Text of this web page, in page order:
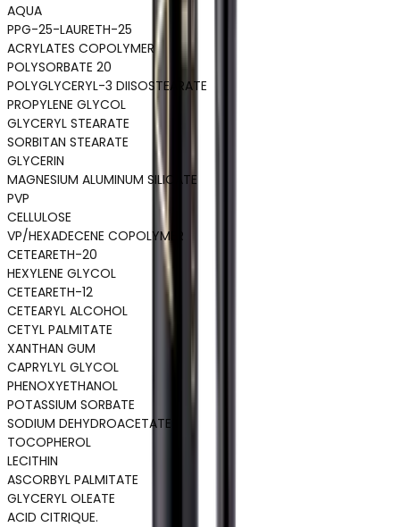
AQUA
PPG-25-LAURETH-25
ACRYLATES COPOLYMER
POLYSORBATE 20
POLYGLYCERYL-3 DIISOSTEARATE
PROPYLENE GLYCOL
GLYCERYL STEARATE
SORBITAN STEARATE
GLYCERIN
MAGNESIUM ALUMINUM SILICATE
PVP
CELLULOSE
VP/HEXADECENE COPOLYMER
CETEARETH-20
HEXYLENE GLYCOL
CETEARETH-12
CETEARYL ALCOHOL
CETYL PALMITATE
XANTHAN GUM
CAPRYLYL GLYCOL
PHENOXYETHANOL
POTASSIUM SORBATE
SODIUM DEHYDROACETATE
TOCOPHEROL
LECITHIN
ASCORBYL PALMITATE
GLYCERYL OLEATE
ACID CITRIQUE.